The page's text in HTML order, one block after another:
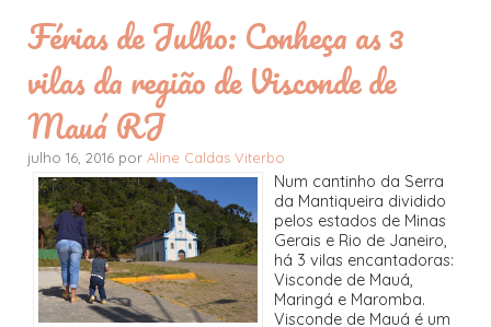
Férias de Julho: Conheça as 3
vilas da região de Visconde de
Mauá RJ
julho 16, 2016 por Aline Caldas Viterbo
Num cantinho da Serra
da Mantiqueira dividido
pelos estados de Minas
Gerais e Rio de Janeiro,
há 3 vilas encantadoras:
Visconde de Mauá,
Maringá e Maromba.
Visconde de Mauá é um